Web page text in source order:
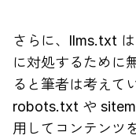
さらに、llms.txt
に対処するために
ると筆者は考えて
robots.txt や
用してコンテンツ